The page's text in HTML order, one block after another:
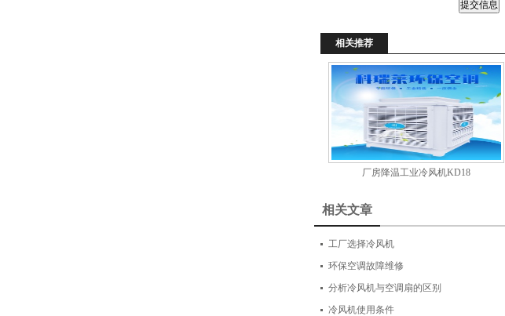
相关推荐
厂房降温工业冷风机KD18
相关文章
工厂选择冷风机
环保空调故障维修
分析冷风机与空调扇的区别
冷风机使用条件